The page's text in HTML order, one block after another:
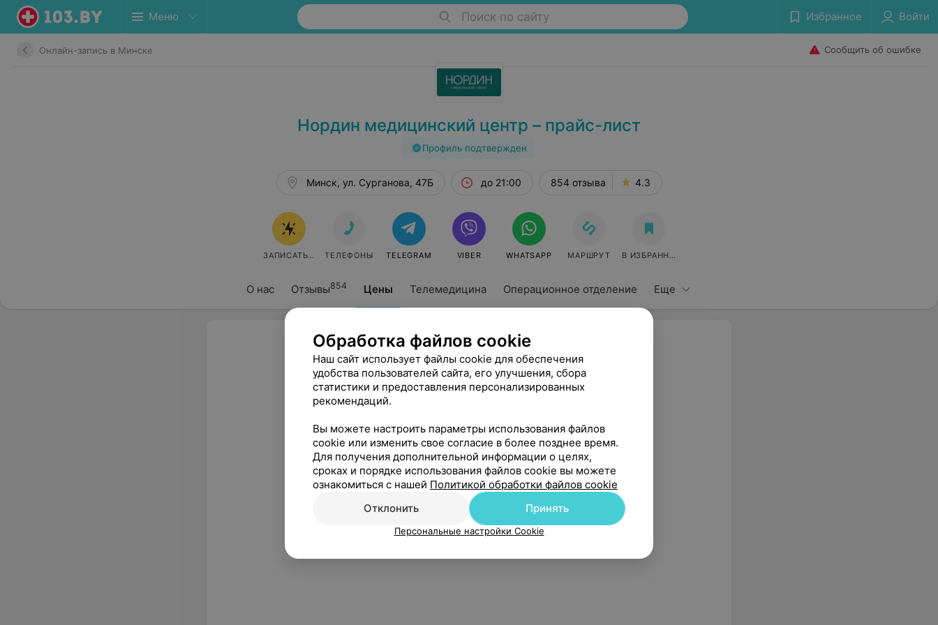
Меню Поиск по сайту Избранное Войти
Онлайн-запись в Минске Сообщить об ошибке
Нордин медицинский центр – прайс-лист
Профиль подтвержден
О нас Отзывы854 Цены Телемедицина Операционное отделение Еще
Минск, ул. Сурганова, 47Б до 21:00 854 отзыва 4.3
ЗАПИСАТЬСЯ ОНЛАЙН
ТЕЛЕФОНЫ TELEGRAM VIBER WHATSAPP МАРШРУТ В ИЗБРАННОЕ
Нам очень жаль, но сейчас
Обработка файлов cookie
Наш сайт использует файлы cookie для обеспечения
удобства пользователей сайта, его улучшения, сбора
статистики и предоставления персонализированных
рекомендаций.
Вы можете настроить параметры использования файлов
cookie или изменить свое согласие в более позднее время.
Для получения дополнительной информации о целях,
сроках и порядке использования файлов cookie вы можете
ознакомиться с нашей Политикой обработки файлов cookie
Отклонить
Принять
Персональные настройки Cookie